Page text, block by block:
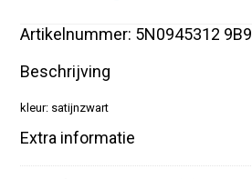
Artikelnummer: 5N0945312 9B9
Beschrijving
kleur: satijnzwart
Extra informatie